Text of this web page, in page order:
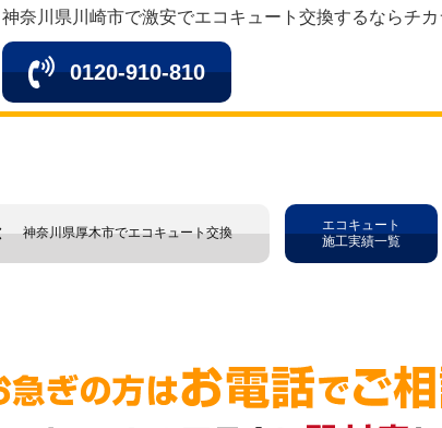
神奈川県川崎市で激安でエコキュート交換するならチ
0120-910-810
神奈川県厚木市でエコキュート交換
エコキュート
施工実績一覧